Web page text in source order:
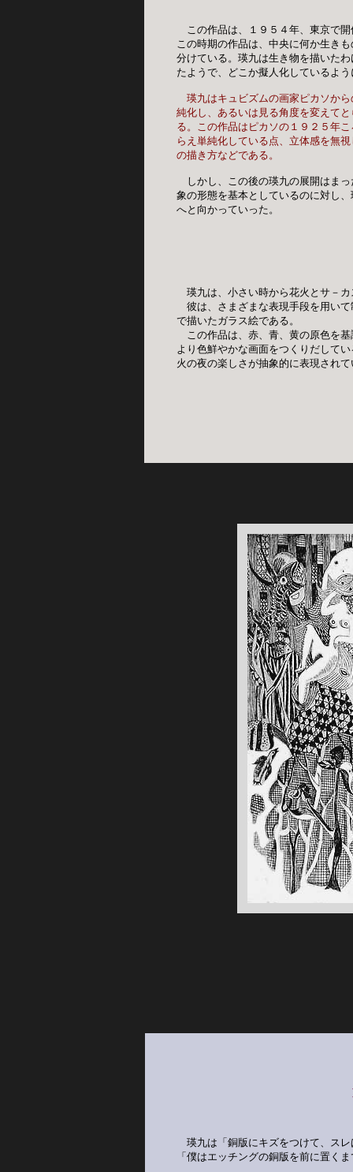
この作品は、１９５４年、東京で
この時期の作品は、中央に何か生き
分けている。瑛九は生き物を描いた
たようで、どこか擬人化しているよ
瑛九はキュビズムの画家ピカソか
純化し、あるいは見る角度を変えて
る。この作品はピカソの１９２５年
らえ単純化している点、立体感を無
の描き方などである。
しかし、この後の瑛九の展開はま
象の形態を基本としているのに対し
へと向かっていった。
瑛九は、小さい時から花火とサ－
彼は、さまざまな表現手段を用い
で描いたガラス絵である。
この作品は、赤、青、黄の原色を
より色鮮やかな画面をつくりだして
火の夜の楽しさが抽象的に表現され
瑛九は「銅版にキズをつけて、ス
「僕はエッチングの銅版を前に置く